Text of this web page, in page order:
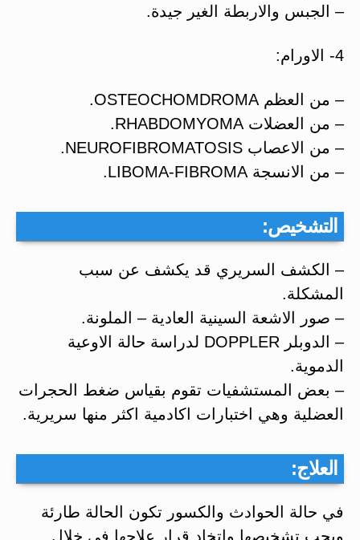
– الجبس والاربطة الغير جيدة.
4- الاورام:
– من العظم OSTEOCHOMDROMA.
– من العضلات RHABDOMYOMA.
– من الاعصاب NEUROFIBROMATOSIS.
– من الانسجة LIBOMA-FIBROMA.
التشخيص:
– الكشف السريري قد يكشف عن سبب
المشكلة.
– صور الاشعة السينية العادية – الملونة.
– الدوبلر DOPPLER لدراسة حالة الاوعية
الدموية.
– بعض المستشفيات تقوم بقياس ضغط الحجرات
العضلية وهي اختبارات اكادمية اكثر منها سريرية.
العلاج:
في حالة الحوادث والكسور تكون الحالة طارئة
ويجب تشخيصها واتخاد قرار علاجها في خلال